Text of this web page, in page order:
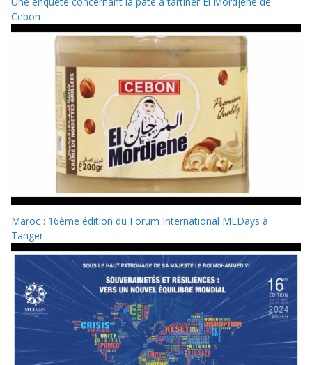
Cebon
Maroc : 16ème édition du Forum International MEDays à
Tanger